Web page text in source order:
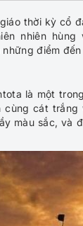
thời kỳ cổ
nhiên
những điểm
là một
cùng cát
màu sắc, và